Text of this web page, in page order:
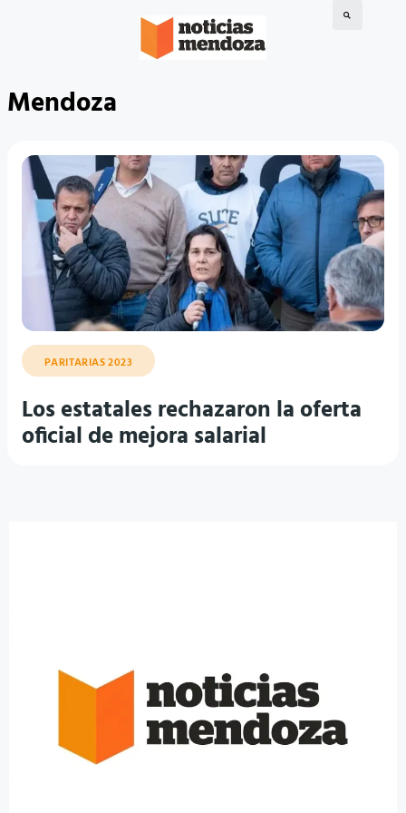
Mendoza
PARITARIAS 2023
Los estatales rechazaron la oferta
oficial de mejora salarial